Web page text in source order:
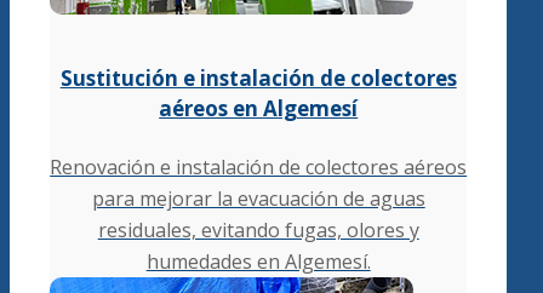
Sustitución e instalación de colectores
aéreos en Algemesí
Renovación e instalación de colectores aéreos
para mejorar la evacuación de aguas
residuales, evitando fugas, olores y
humedades en Algemesí.